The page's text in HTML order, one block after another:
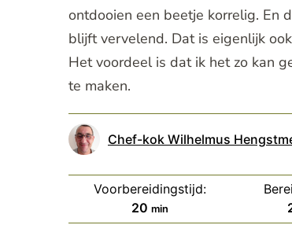
ontdooien een beetje korrelig. En
blijft vervelend. Dat is eigenlijk
Het voordeel is dat ik het zo kan
te maken.
Chef-kok Wilhelmus
Voorbereidingstijd:
20 minuten
min